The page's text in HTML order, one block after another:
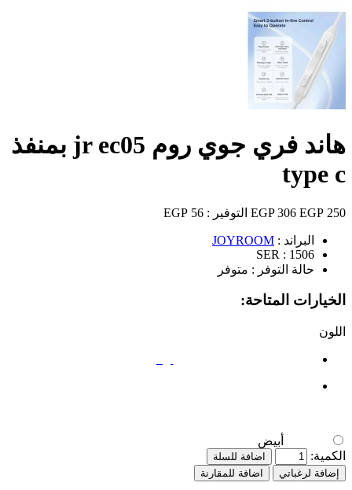
هاند فري جوي روم jr ec05 بمنفذ
type c
250 EGP
306 EGP التوفير : 56 EGP
البراند : JOYROOM
SER : 1506
حالة التوفر : متوفر
الخيارات المتاحة:
اللون
أبيض
الكمية:
اضافة للسلة
إضافة لرغباتي
اضافة للمقارنة